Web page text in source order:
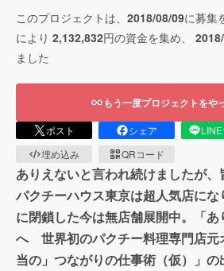
このプロジェクトは、 2018/08/09に募集
により 2,132,832円の資金を集め、
ました
もう一度プロジェクトをや
ポスト シェア
埋め込み
QRコード
ありえないと言われ続けましたが、
パクチーハウス東京は超人気店にな
に閉鎖した今は無店舗展開中。「
へ 世界初のパクチー料理専門店元
当の」つながりの仕事術（仮）」